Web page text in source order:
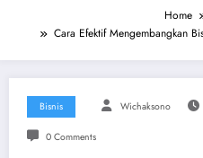
Home
Cara Efektif Mengembangkan
Bisnis Wichaksono
0 Comments